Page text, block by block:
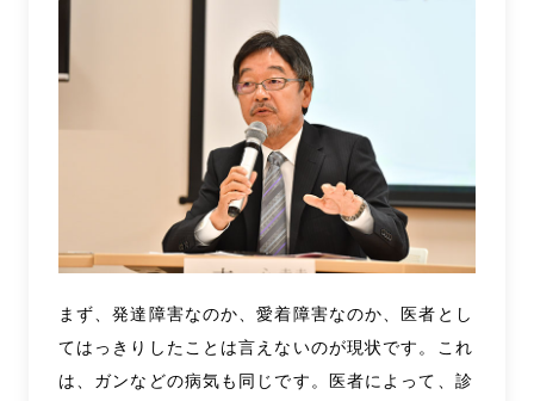
まず、発達障害なのか、愛着障害なのか、医者とし
てはっきりしたことは言えないのが現状です。これ
は、ガンなどの病気も同じです。医者によって、診